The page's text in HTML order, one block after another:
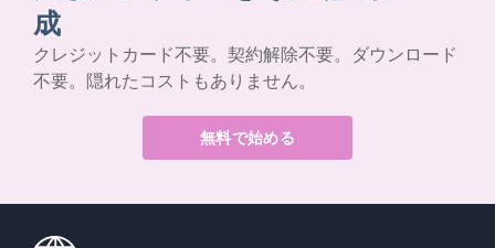
成
クレジットカード不要。契約解除不要。ダウンロード
不要。隠れたコストもありません。
無料で始める